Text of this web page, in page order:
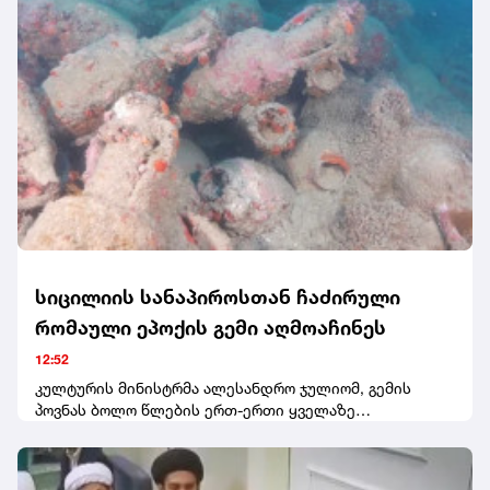
შევამცირეთ მათი, შეიძლება ითქვას, ასიმეტრიული
სამხედრო შესაძლებლობები. ახლა კი ვცდილობთ
ვნახოთ, მზად არიან თუ არა განახორციელონ ისეთი
გრძელვადიანი ცვლილებები, რაც აუცილებელი იქნება
შეერთებულ შტატებთან უკეთესი ურთიერთობისთვის.
და თუ არა, ესეც კარგია. ჩვენ უბრალოდ გავაგრძელებთ
ზეწოლას, რომლის განხორციელებაც შეგვიძლია და რაც
შეიძლება მეტი ნავთობისა და გაზის მიღებას ახლო
აღმოსავლეთიდან, რათა ამერიკელებმა ისარგებლონ
გაზისა და ენერგიის უფრო დაბალი ფასებით", -
განაცხადა აშშ-ის ვიცე პრეზიდენტმა.
სიცილიის სანაპიროსთან ჩაძირული
რომაული ეპოქის გემი აღმოაჩინეს
12:52
კულტურის მინისტრმა ალესანდრო ჯულიომ, გემის
პოვნას ბოლო წლების ერთ-ერთი ყველაზე
უწოდა.„ვულოცავ კარაბინიერებს, მათ სპეციალიზებულ
დანაყოფებს და სიცილიის რეგიონის საზღვაო